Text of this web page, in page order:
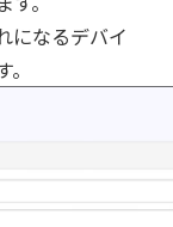
になるデバイ